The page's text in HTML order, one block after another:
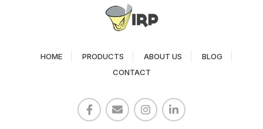
HOME PRODUCTS ABOUT US
BLOG
CONTACT